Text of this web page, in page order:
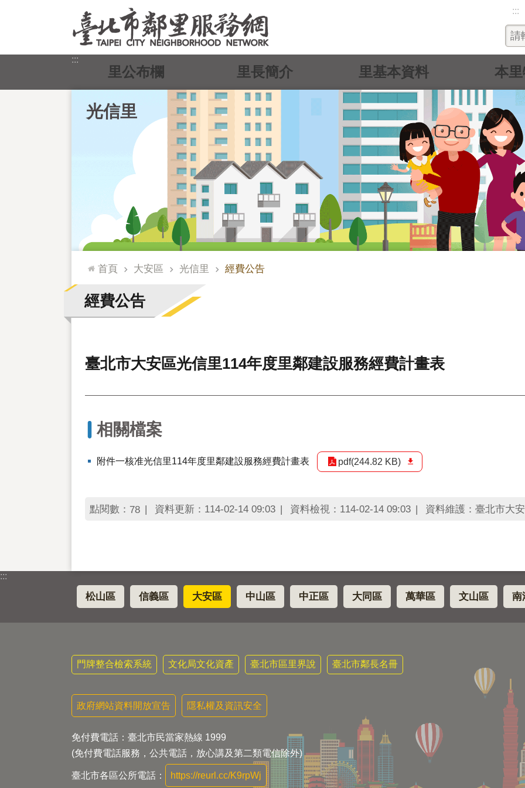
:::
:::
光信里
里公布欄 里長簡介 里基本資料 本
::: 首頁 大安區 光信里 經費公告
經費公告
臺北市大安區光信里114年度里鄰建設服務經費計畫表
相關檔案
附件一核准光信里114年度里鄰建設服務經費計畫表 pdf(244.82 KB)
點閱數： 78 資料更新：114-02-14 09:03 資料檢視：114-02-14 09:03 資料維護：臺北市大
:::
松山區 信義區 大安區 中山區 中正區 大同區 萬華區 文山區 南
門牌整合檢索系統 文化局文化資產 臺北市區里界說 臺北市鄰長名冊
政府網站資料開放宣告 隱私權及資訊安全
免付費電話：臺北市民當家熱線 1999
(免付費電話服務，公共電話，放心講及第二類電信除外)
臺北市各區公所電話： https://reurl.cc/K9rpWj